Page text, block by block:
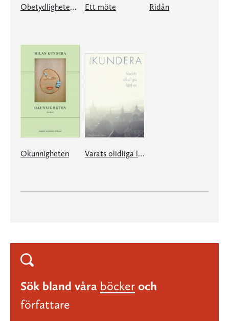
Obetydlighetens högtid Ett möte Ridån
Okunnigheten Varats olidliga lätthet
Sök bland våra böcker och
författare